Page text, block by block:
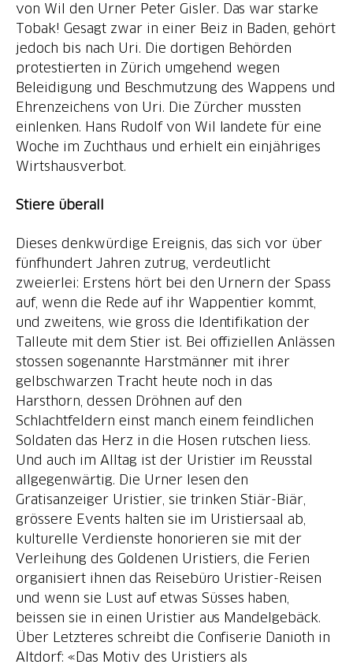
von Wil den Urner Peter Gisler. Das war starke
Tobak! Gesagt zwar in einer Beiz in Baden, gehört
jedoch bis nach Uri. Die dortigen Behörden
protestierten in Zürich umgehend wegen
Beleidigung und Beschmutzung des Wappens und
Ehrenzeichens von Uri. Die Zürcher mussten
einlenken. Hans Rudolf von Wil landete für eine
Woche im Zuchthaus und erhielt ein einjähriges
Wirtshausverbot.
Stiere überall
Dieses denkwürdige Ereignis, das sich vor über
fünfhundert Jahren zutrug, verdeutlicht
zweierlei: Erstens hört bei den Urnern der Spass
auf, wenn die Rede auf ihr Wappentier kommt,
und zweitens, wie gross die Identifikation der
Talleute mit dem Stier ist. Bei offiziellen Anlässen
stossen sogenannte Harstmänner mit ihrer
gelbschwarzen Tracht heute noch in das
Harsthorn, dessen Dröhnen auf den
Schlachtfeldern einst manch einem feindlichen
Soldaten das Herz in die Hosen rutschen liess.
Und auch im Alltag ist der Uristier im Reusstal
allgegenwärtig. Die Urner lesen den
Gratisanzeiger Uristier, sie trinken Stiär-Biär,
grössere Events halten sie im Uristiersaal ab,
kulturelle Verdienste honorieren sie mit der
Verleihung des Goldenen Uristiers, die Ferien
organisiert ihnen das Reisebüro Uristier-Reisen
und wenn sie Lust auf etwas Süsses haben,
beissen sie in einen Uristier aus Mandelgebäck.
Über Letzteres schreibt die Confiserie Danioth in
Altdorf: «Das Motiv des Uristiers als